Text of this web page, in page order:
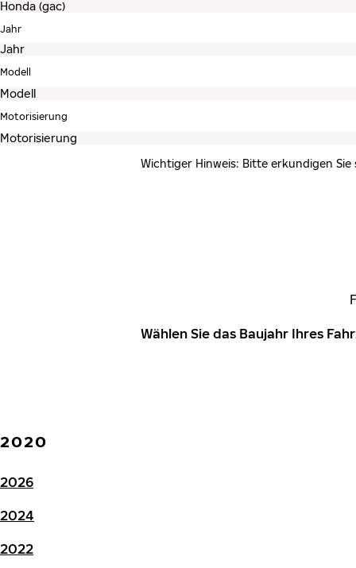
Jahr
Modell
Motorisierung
Wichtiger Hinweis: Bitte erkundigen
Wählen Sie das Baujahr Ihres
2020
2026
2024
2022